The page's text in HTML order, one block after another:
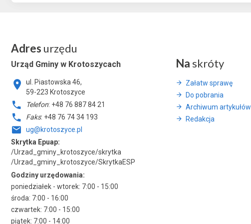
Adres urzędu
Urząd Gminy w Krotoszycach
ul. Piastowska 46,
59-223 Krotoszyce
Telefon: +48 76 887 84 21
Faks: +48 76 74 34 193
ug@krotoszyce.pl
Skrytka Epuap:
/Urzad_gminy_krotoszyce/skrytka
/Urzad_gminy_krotoszyce/SkrytkaESP
Godziny urzędowania:
poniedziałek - wtorek: 7:00 - 15:00
środa: 7:00 - 16:00
czwartek: 7:00 - 15:00
piątek: 7:00 - 14:00
Na skróty
Załatw sprawę
Do pobrania
Archiwum artykułów
Redakcja